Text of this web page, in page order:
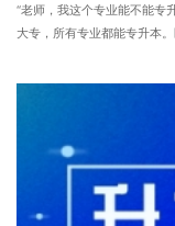
“老师，我这个专业能不能专
大专，所有专业都能专升本